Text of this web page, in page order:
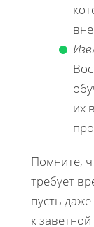
их
Помните,
требует
пусть
к